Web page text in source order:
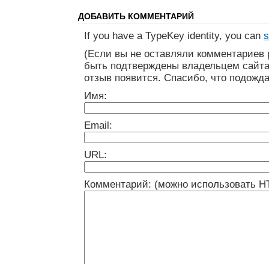
ДОБАВИТЬ КОММЕНТАРИЙ
If you have a TypeKey identity, you can
(Если вы не оставляли
быть подтверждены владельцем
отзыв появится. Спасибо, что
Имя:
Email:
URL:
Комментарий: (можно использовать